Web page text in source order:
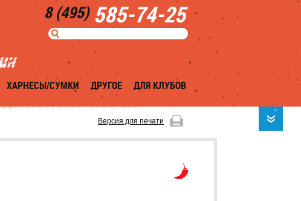
8 (495)585-74-25
ХАРНЕСЫ/СУМКИ ДРУГОЕ ДЛЯ КЛУБОВ
Версия для печати